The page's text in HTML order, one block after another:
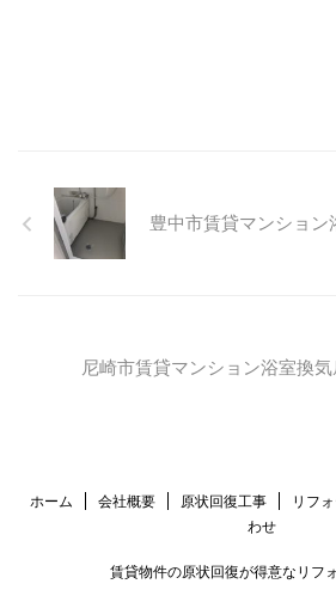
豊中市賃貸マンション
尼崎市賃貸マンション浴室換
ホーム 会社概要 原状回復工事 リフ
わせ
賃貸物件の原状回復が得意なリフ